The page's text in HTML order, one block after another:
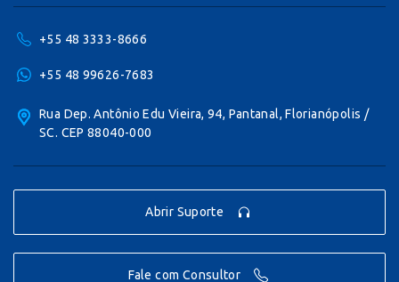
+55 48 3333-8666
+55 48 99626-7683
Rua Dep. Antônio Edu Vieira, 94, Pantanal, Florianópolis /
SC. CEP 88040-000
Abrir Suporte
Fale com Consultor